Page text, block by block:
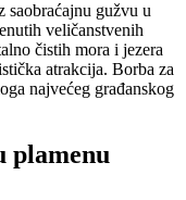
saobraćajnu gužvu u
veličanstvenih
čistih mora i jezera
atrakcija. Borba za
najvećeg građanskog
plamenu